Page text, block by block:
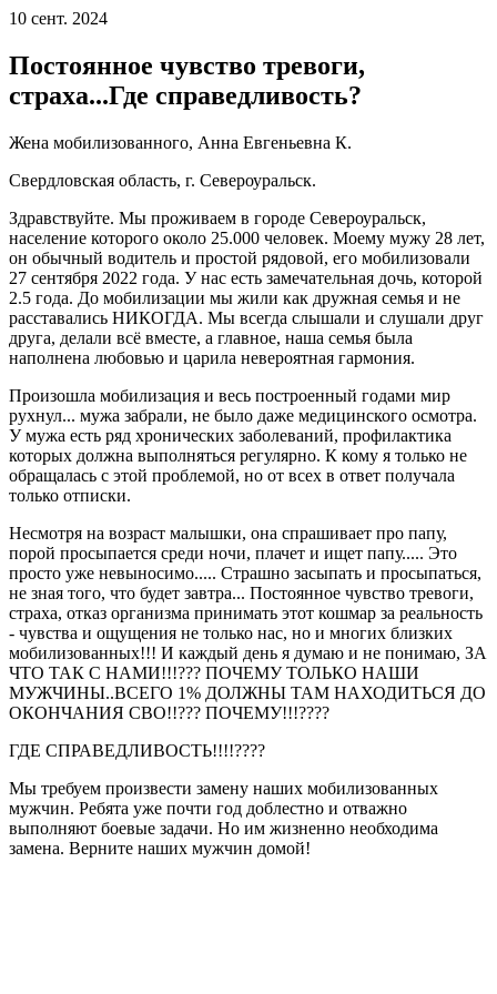
10 сент. 2024
Постоянное чувство тревоги,
страха...Где справедливость?
Жена мобилизованного, Анна Евгеньевна К.
Свердловская область, г. Североуральск.
Здравствуйте. Мы проживаем в городе Североуральск,
население которого около 25.000 человек. Моему мужу 28 лет,
он обычный водитель и простой рядовой, его мобилизовали
27 сентября 2022 года. У нас есть замечательная дочь, которой
2.5 года. До мобилизации мы жили как дружная семья и не
расставались НИКОГДА. Мы всегда слышали и слушали друг
друга, делали всё вместе, а главное, наша семья была
наполнена любовью и царила невероятная гармония.
Произошла мобилизация и весь построенный годами мир
рухнул... мужа забрали, не было даже медицинского осмотра.
У мужа есть ряд хронических заболеваний, профилактика
которых должна выполняться регулярно. К кому я только не
обращалась с этой проблемой, но от всех в ответ получала
только отписки.
Несмотря на возраст малышки, она спрашивает про папу,
порой просыпается среди ночи, плачет и ищет папу..... Это
просто уже невыносимо..... Страшно засыпать и просыпаться,
не зная того, что будет завтра... Постоянное чувство тревоги,
страха, отказ организма принимать этот кошмар за реальность
- чувства и ощущения не только нас, но и многих близких
мобилизованных!!! И каждый день я думаю и не понимаю, ЗА
ЧТО ТАК С НАМИ!!!??? ПОЧЕМУ ТОЛЬКО НАШИ
МУЖЧИНЫ..ВСЕГО 1% ДОЛЖНЫ ТАМ НАХОДИТЬСЯ ДО
ОКОНЧАНИЯ СВО!!??? ПОЧЕМУ!!!????
ГДЕ СПРАВЕДЛИВОСТЬ!!!!????
Мы требуем произвести замену наших мобилизованных
мужчин. Ребята уже почти год доблестно и отважно
выполняют боевые задачи. Но им жизненно необходима
замена. Верните наших мужчин домой!